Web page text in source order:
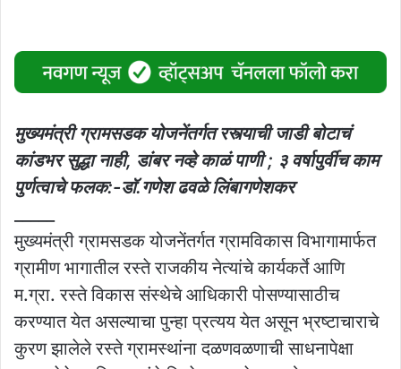
मुख्यमंत्री ग्रामसडक योजनेंतर्गत रस्त्याची जाडी बोटाचं
कांडभर सुद्धा नाही, डांबर नव्हे काळं पाणी ; ३ वर्षापुर्वीच काम
पुर्णत्वाचे फलक:-डाॅ.गणेश ढवळे लिंबागणेशकर
मुख्यमंत्री ग्रामसडक योजनेंतर्गत ग्रामविकास विभागामार्फत
ग्रामीण भागातील रस्ते राजकीय नेत्यांचे कार्यकर्ते आणि
म.ग्रा. रस्ते विकास संस्थेचे आधिकारी पोसण्यासाठीच
करण्यात येत असल्याचा पुन्हा प्रत्यय येत असून भ्रष्टाचाराचे
कुरण झालेले रस्ते ग्रामस्थांना दळणवळणाची साधनापेक्षा